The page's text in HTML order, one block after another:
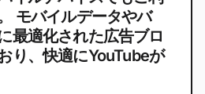
モバイルデータやバ
最適化された広告ブロ
り、快適にYouTubeが